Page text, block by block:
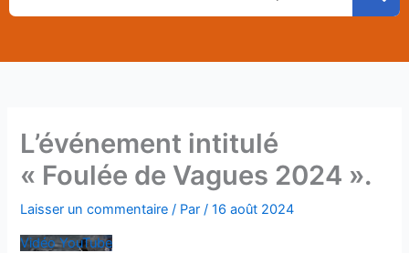
L’événement intitulé
« Foulée de Vagues 2024 ».
Laisser un commentaire / Par/16 août 2024
Vidéo YouTube